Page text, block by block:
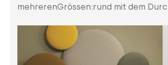
mehrerenGrössen:rund mit dem